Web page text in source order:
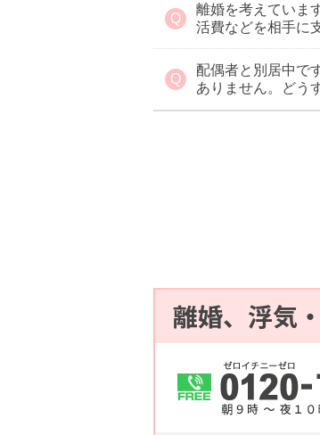
離婚を考えていま
活費などを相手に
配偶者と別居中で
ありません。どう
離婚、浮気